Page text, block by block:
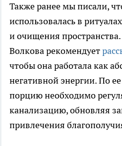
Также ранее мы писали,
использовалась в
и очищения
Волкова рекомендует
чтобы она работала как
негативной энергии. По
порцию необходимо
канализацию, обновляя
привлечения